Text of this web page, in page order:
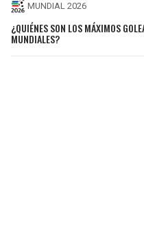
MUNDIAL 2026
¿QUIÉNES SON LOS MÁXIMOS
MUNDIALES?